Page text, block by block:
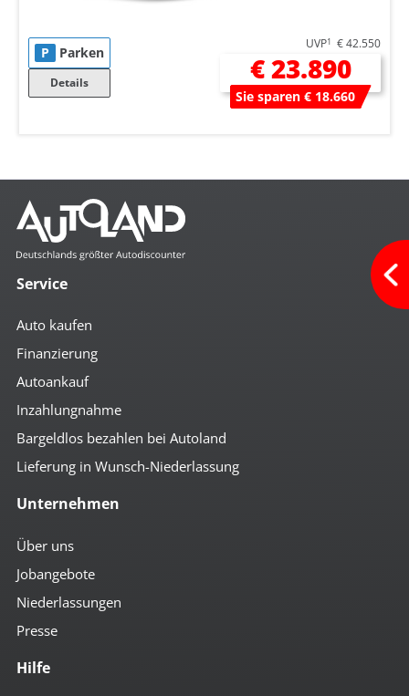
P Parken
Details
UVP1 € 42.550
€ 23.890
Sie sparen € 18.660
Service
Auto kaufen
Finanzierung
Autoankauf
Inzahlungnahme
Bargeldlos bezahlen bei Autoland
Lieferung in Wunsch-Niederlassung
Unternehmen
Über uns
Jobangebote
Niederlassungen
Presse
Hilfe